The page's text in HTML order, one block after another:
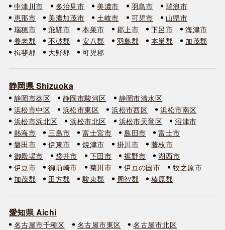
中津川市
多治見市 美濃市 羽島市
瑞浪市
恵那市
美濃加茂市 土岐市 可児市
山県市
瑞穂市
飛騨市 本巣市 郡上市 下呂市
海津市
養老郡
不破郡 安八郡 羽島郡 本巣郡
加茂郡
揖斐郡
大野郡 可児郡
静岡県 Shizuoka
静岡市葵区 静岡市駿河区
静岡市清水区
浜松市中区
浜松市東区 浜松市西区
浜松市南区
浜松市浜北区
浜松市北区 浜松市天竜区
沼津市
熱海市
三島市 富士宮市 島田市
富士市
磐田市
伊東市 焼津市 掛川市
藤枝市
御殿場市
袋井市 下田市 裾野市
湖西市
伊豆市
御前崎市 菊川市 伊豆の国市
牧之原市
加茂郡
田方郡 駿東郡 周智郡 榛原郡
愛知県 Aichi
名古屋市千種区 名古屋市東区
名古屋市北区